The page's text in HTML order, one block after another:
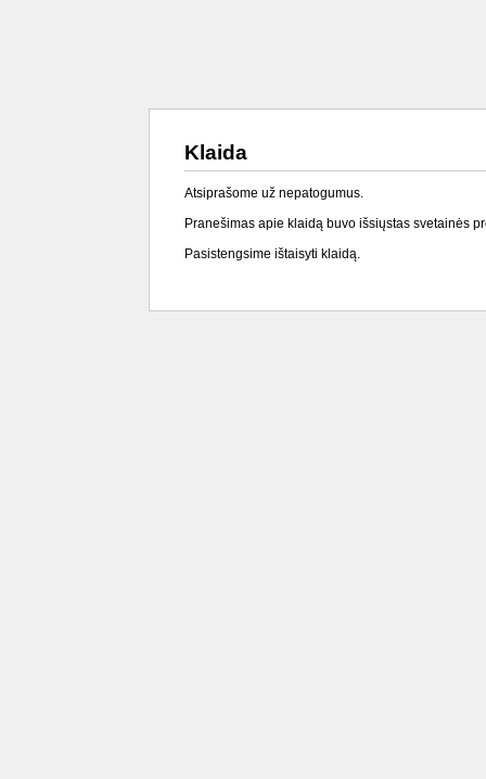
Klaida
Atsiprašome už nepatogumus.
Pranešimas apie klaidą buvo išsiųstas svetainės
Pasistengsime ištaisyti klaidą.